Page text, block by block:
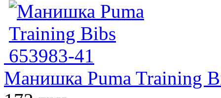
Манишка Puma Training